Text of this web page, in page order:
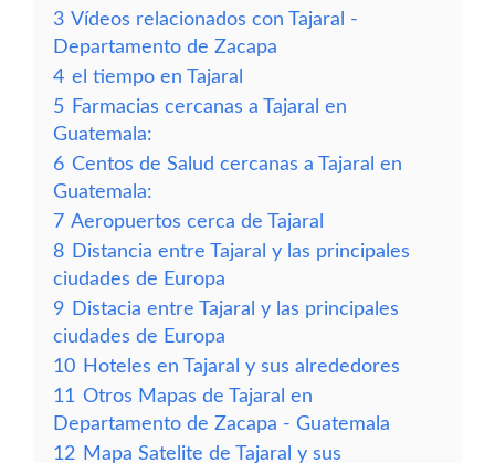
3 Vídeos relacionados con Tajaral -
Departamento de Zacapa
4 el tiempo en Tajaral
5 Farmacias cercanas a Tajaral en
Guatemala:
6 Centos de Salud cercanas a Tajaral en
Guatemala:
7 Aeropuertos cerca de Tajaral
8 Distancia entre Tajaral y las principales
ciudades de Europa
9 Distacia entre Tajaral y las principales
ciudades de Europa
10 Hoteles en Tajaral y sus alrededores
11 Otros Mapas de Tajaral en
Departamento de Zacapa - Guatemala
12 Mapa Satelite de Tajaral y sus